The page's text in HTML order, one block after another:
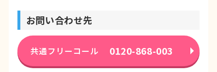
お問い合わせ先
共通フリーコール 0120-868-003